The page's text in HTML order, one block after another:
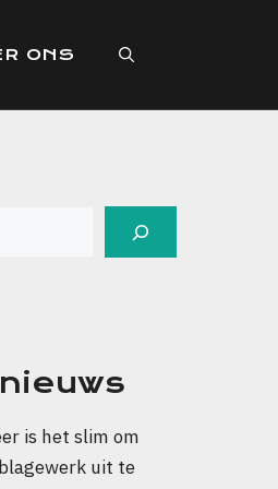
ONS
is het slim om
uit te